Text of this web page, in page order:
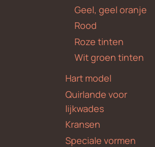
Geel, geel oranje
Rood
Roze tinten
Wit groen tinten
Hart model
Quirlande voor
lijkwades
Kransen
Speciale vormen